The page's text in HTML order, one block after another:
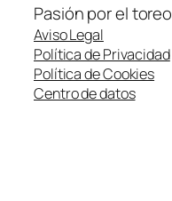
Pasión por el toreo
Aviso Legal
Política de Privacidad
Política de Cookies
Centro de datos